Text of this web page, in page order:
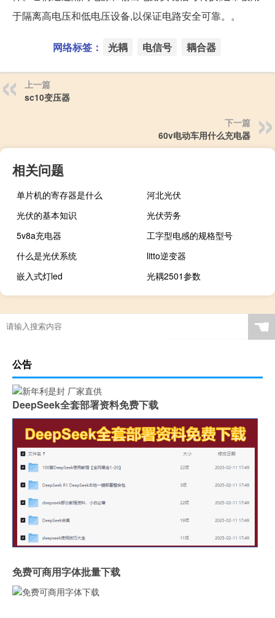
于隔离高电压和低电压设备,以保证电路安全可靠。。
网络标签： 光耦 电信号 耦合器
上一篇
sc10变压器
下一篇
60v电动车用什么充电器
相关问题
单片机的寄存器是什么
河北光伏
光伏的基本知识
光伏劳务
5v8a充电器
工字型电感的规格型号
什么是光伏系统
litto逆变器
嵌入式灯led
光耦2501参数
☚
公告
DeepSeek全套部署资料免费下载
免费可商用字体批量下载